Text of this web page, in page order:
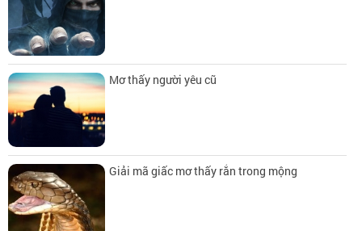
Mơ thấy người yêu cũ
Giải mã giấc mơ thấy rắn trong mộng